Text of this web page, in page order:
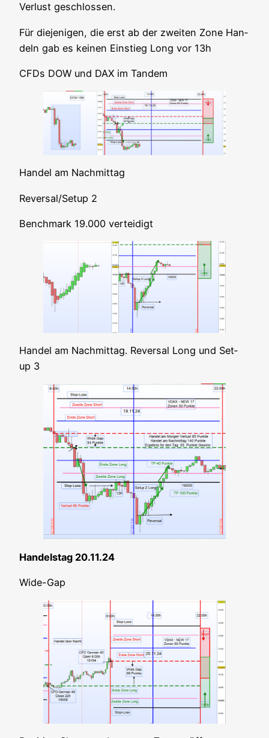
Ver­lust geschlossen.
Für die­je­ni­gen, die erst ab der zwei­ten Zone Han­
deln gab es kei­nen Ein­stieg Long vor 13h
CFDs DOW und DAX im Tandem
Han­del am Nachmittag
Reversal/Setup 2
Bench­mark 19.000 verteidigt
Han­del am Nach­mit­tag. Rever­sal Long und Set­
up 3
Han­dels­tag 20.11.24
Wide-Gap